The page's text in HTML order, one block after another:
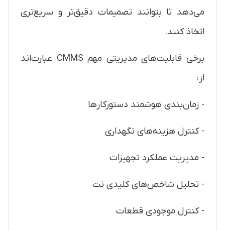
می‌دهد تا بتوانند تصمیمات دقیق‌تر و سریع‌تری
اتخاذ کنند.
برخی قابلیت‌های مدیریتی مهم CMMS عبارت‌اند
از:
- زمان‌بندی هوشمند دستورکارها
- کنترل هزینه‌های نگهداری
- مدیریت عملکرد تجهیزات
- تحلیل شاخص‌های کلیدی نت
- کنترل موجودی قطعات